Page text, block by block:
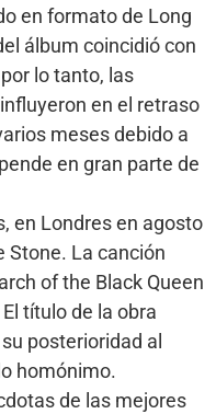
en formato de Long
álbum coincidió con
lo tanto, las
en el retraso
meses debido a
en gran parte de
en Londres en agosto
Stone. La canción
of the Black Queen
título de la obra
posterioridad al
homónimo.
de las mejores